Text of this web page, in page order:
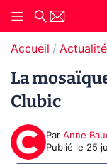
Accueil
La
Clubic
Par Anne
Publié le 25